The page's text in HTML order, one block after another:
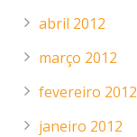
abril 2012
março 2012
fevereiro 2012
janeiro 2012